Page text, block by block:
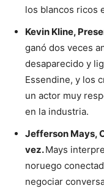
los blancos ricos
Kevin Kline,
ganó dos veces
desaparecido y
Essendine, y los
un actor muy
en la industria.
Jefferson Mays,
vez.Mays
noruego
negociar